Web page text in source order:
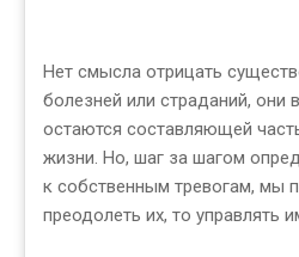
Нет смысла отрицать
болезней или страданий, они
остаются составляющей
жизни. Но, шаг за шагом
к собственным тревогам, мы
преодолеть их, то управлять